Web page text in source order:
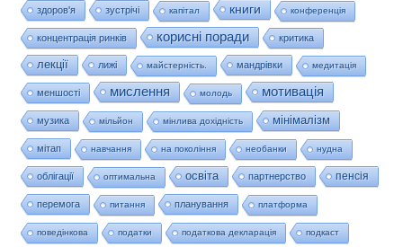
здоров'я зустрічі капітал книги конференція
концентрація ринків корисні поради критика
лекції лижі майстерність. мандрівки медитація
меншості мислення молодь мотивація
музика мільйон мінлива дохідність мінімалізм
мітап навчання на покоління необанки нудна
облігації оптимальна освіта партнерство пенсія
перемога питання планування платформа
поведінкова податки податкова декларація подкаст